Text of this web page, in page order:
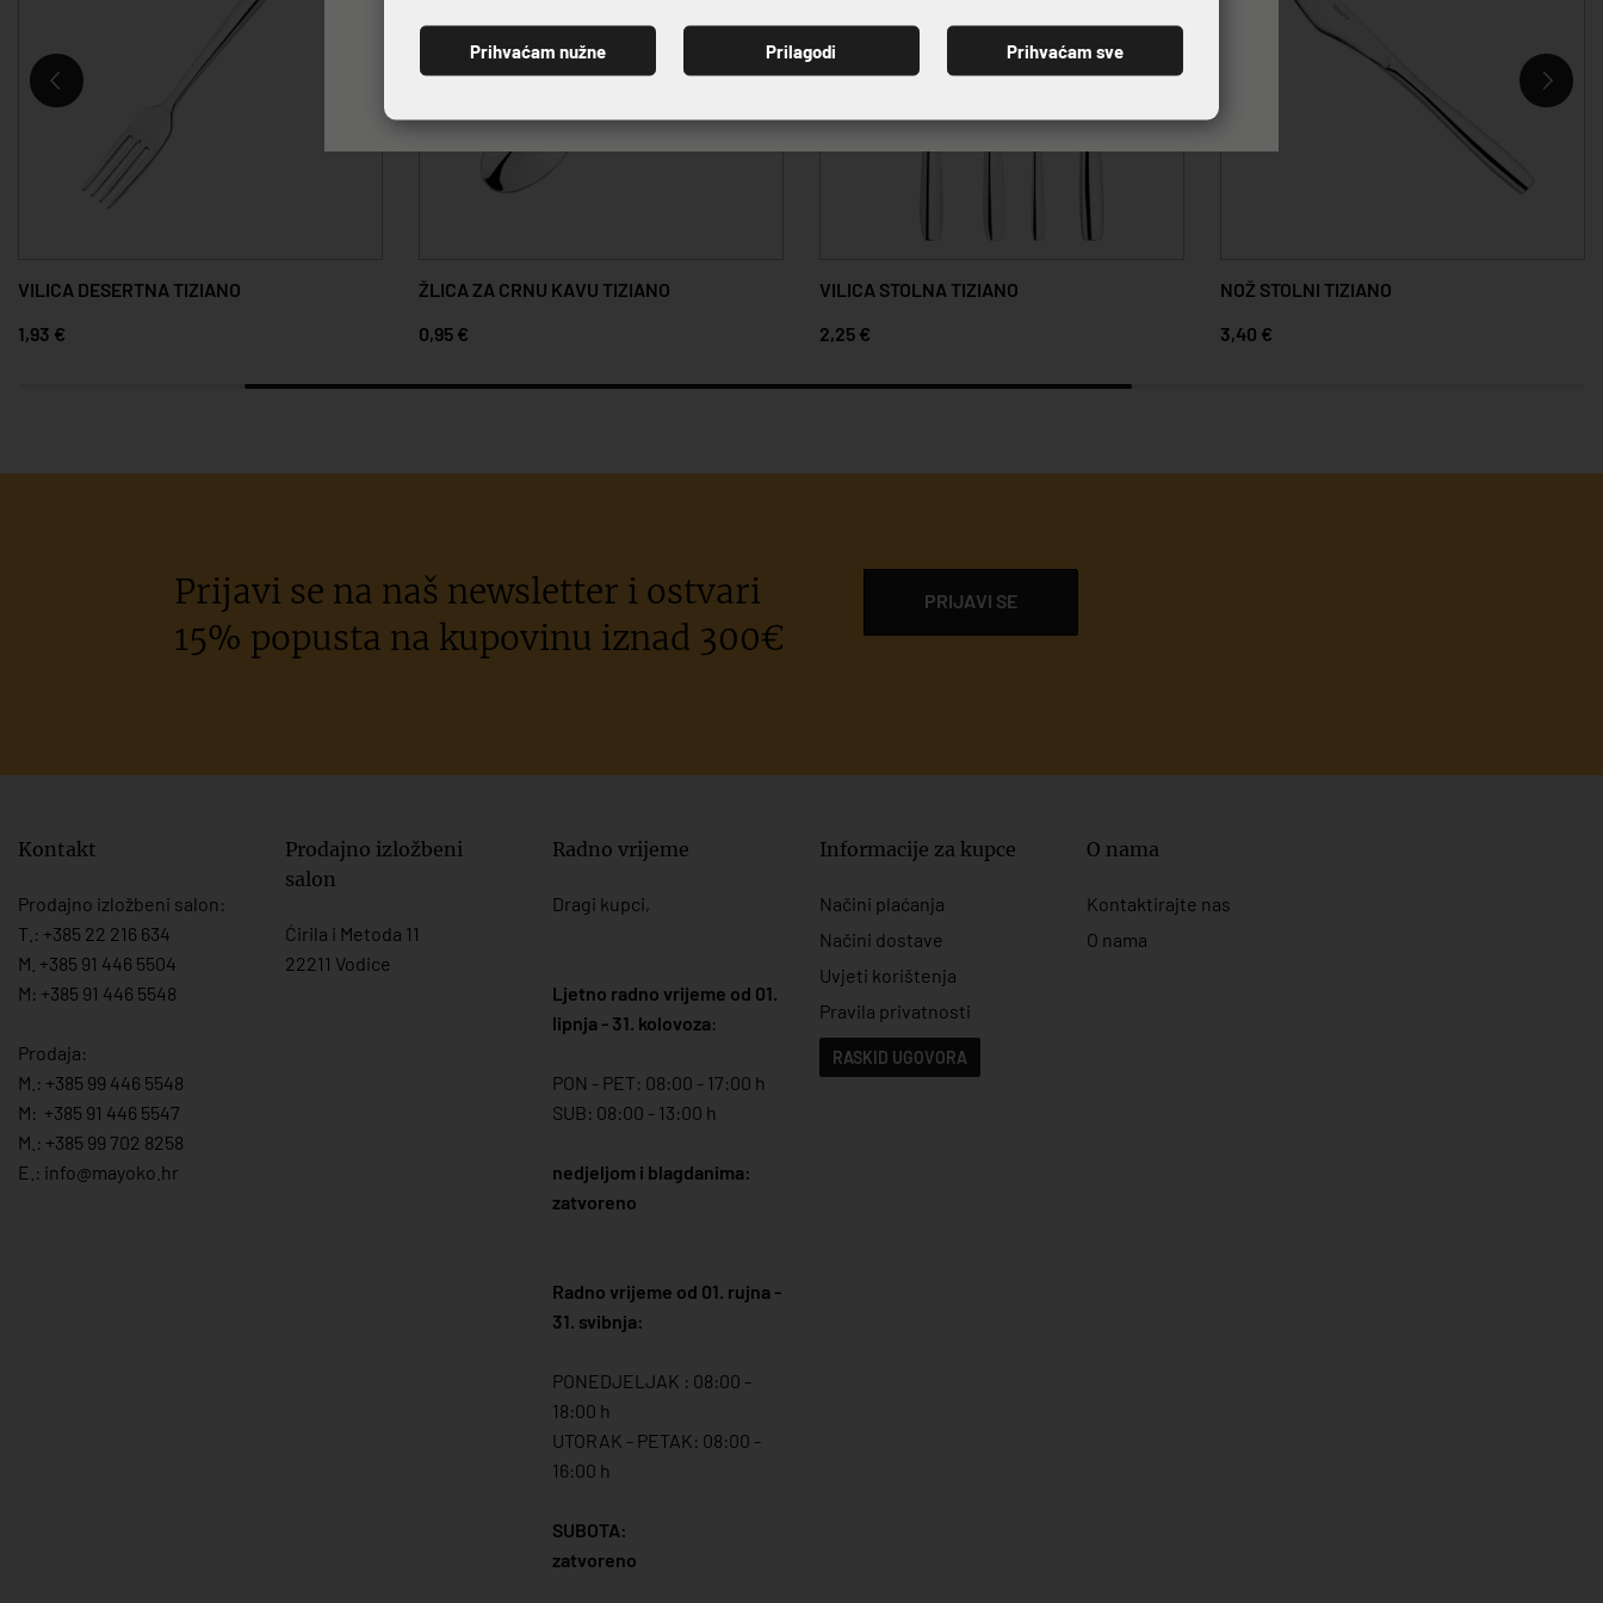
ŽLICA ZA CRNU KAVU TIZIANO
0,95 €
VILICA STOLNA TIZIANO
2,25 €
NOŽ STOLNI TIZIANO
3,40 €
ŽLICA STOLNA TIZIANO
2,25 €
Prijavi se na naš newsletter i ostvari
15% popusta na kupovinu iznad 300€
PRIJAVI SE
Kontakt
Prodajno izložbeni salon:
T.: +385 22 216 634
M. +385 91 446 5504
M: +385 91 446 5548
Prodaja:
M.: +385 99 446 5548
M: +385 91 446 5547
M.: +385 99 702 8258
E.: info@mayoko. hr
Prodajno izložbeni
salon
Ćirila i Metoda 11
22211 Vodice
Radno vrijeme
Dragi kupci,
Ljetno radno vrijeme od 01.
lipnja - 31. kolovoza:
PON - PET: 08:00 - 17:00 h
SUB: 08:00 - 13:00 h
nedjeljom i blagdanima:
zatvoreno
Radno vrijeme od 01. rujna -
31. svibnja:
PONEDJELJAK : 08:00 -
18:00 h
UTORAK - PETAK: 08:00 -
16:00 h
SUBOTA:
zatvoreno
Informacije za kupce
Načini plaćanja
Načini dostave
Uvjeti korištenja
Pravila privatnosti
RASKID UGOVORA
O nama
Kontaktirajte nas
O nama
PRIJAVI SE
Prihvaćam nužne Prilagodi Prihvaćam sve